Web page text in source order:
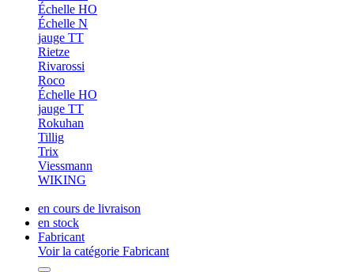
Échelle HO
Échelle N
jauge TT
Rietze
Rivarossi
Roco
Échelle HO
jauge TT
Rokuhan
Tillig
Trix
Viessmann
WIKING
en cours de livraison
en stock
Fabricant
Voir la catégorie Fabricant